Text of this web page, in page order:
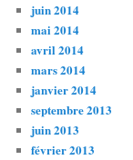
juin 2014
mai 2014
avril 2014
mars 2014
janvier 2014
septembre 2013
juin 2013
février 2013